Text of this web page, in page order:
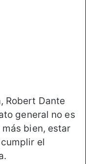
Robert Dante
general no es
bien, estar
el